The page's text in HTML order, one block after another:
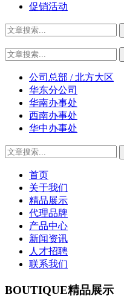
促销活动
公司总部 / 北方大区
华东分公司
华南办事处
西南办事处
华中办事处
首页
关于我们
精品展示
代理品牌
产品中心
新闻资讯
人才招聘
联系我们
BOUTIQUE精品展示